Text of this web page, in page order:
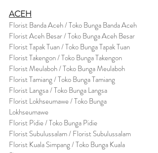
ACEH
Florist Banda Aceh / Toko Bunga Banda Aceh
Florist Aceh Besar / Toko Bunga Aceh Besar
Florist Tapak Tuan / Toko Bunga Tapak Tuan
Florist Takengon / Toko Bunga Takengon
Florist Meulaboh / Toko Bunga Meulaboh
Florist Tamiang / Toko Bunga Tamiang
Florist Langsa / Toko Bunga Langsa
Florist Lokhseumawe / Toko Bunga
Lokhseumawe
Florist Pidie / Toko Bunga Pidie
Florist Subulussalam / Florist Subulussalam
Florist Kuala Simpang / Toko Bunga Kuala